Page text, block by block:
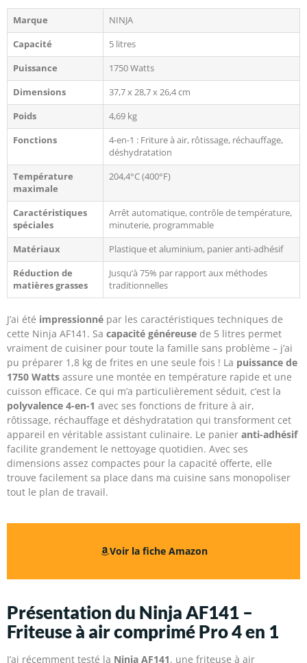
Marque NINJA
Capacité 5 litres
Puissance 1750 Watts
Dimensions 37,7 x 28,7 x 26,4 cm
Poids 4,69 kg
Fonctions
4-en-1 : Friture à air, rôtissage, réchauffage,
déshydratation
Température
maximale
204,4°C (400°F)
Caractéristiques
spéciales
Arrêt automatique, contrôle de température,
minuterie, programmable
Matériaux Plastique et aluminium, panier anti-adhésif
Réduction de
matières grasses
Jusqu’à 75% par rapport aux méthodes
traditionnelles
J’ai été impressionné par les caractéristiques techniques de
cette Ninja AF141. Sa capacité généreuse de 5 litres permet
vraiment de cuisiner pour toute la famille sans problème – j’ai
pu préparer 1,8 kg de frites en une seule fois ! La puissance de
1750 Watts assure une montée en température rapide et une
cuisson efficace. Ce qui m’a particulièrement séduit, c’est la
polyvalence 4-en-1 avec ses fonctions de friture à air,
rôtissage, réchauffage et déshydratation qui transforment cet
appareil en véritable assistant culinaire. Le panier anti-adhésif
facilite grandement le nettoyage quotidien. Avec ses
dimensions assez compactes pour la capacité offerte, elle
trouve facilement sa place dans ma cuisine sans monopoliser
tout le plan de travail.
Voir la fiche Amazon
Présentation du Ninja AF141 –
Friteuse à air comprimé Pro 4 en 1
J’ai récemment testé la Ninja AF141, une friteuse à air